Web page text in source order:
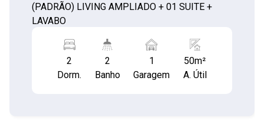
(PADRÃO) LIVING AMPLIADO + 01 SUITE +
LAVABO
2
Dorm.
2
Banho
1
Garagem
50m²
A. Útil